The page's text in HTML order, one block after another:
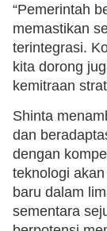
“Pemerintah
memastikan
terintegrasi.
kita dorong
kemitraan
Shinta
dan
dengan
teknologi
baru dalam
sementara